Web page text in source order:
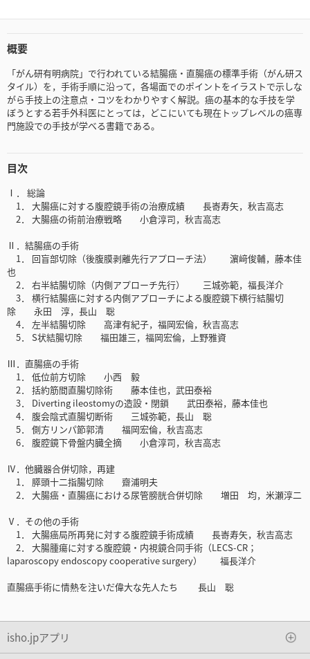
概要
「がん研有明病院」で行われている結腸癌・直腸癌の標準手術（がん研ス
タイル）を，手術手順に沿って，各場面でのポイントをイラストで示しな
がら手技上の注意点・コツをわかりやすく解説。癌の基本的な手技を学
ぼうとする若手外科医にとっては，どこにいても現在トップレベルの癌専
門施設での手技が学べる書籍である。
目次
Ⅰ． 総論
1． 大腸癌に対する腹腔鏡手術の治療成績 長㟢寿矢，秋吉高志
2． 大腸癌の術前治療戦略 小倉淳司，秋吉高志
Ⅱ．結腸癌の手術
1． 回盲部切除（後腹膜剥離先行アプローチ法） 濵﨑俊輔，藤本佳
也
2． 右半結腸切除（内側アプローチ先行） 三城弥範，福長洋介
3． 横行結腸癌に対する内側アプローチによる腹腔鏡下横行結腸切
除 永田 淳，長山 聡
4． 左半結腸切除 高津有紀子，福岡宏倫，秋吉高志
5． S状結腸切除 福田雄三，福岡宏倫，上野雅資
Ⅲ．直腸癌の手術
1． 低位前方切除 小西 毅
2． 括約筋間直腸切除術 藤本佳也，武田泰裕
3． Diverting ileostomyの造設・閉鎖 武田泰裕，藤本佳也
4． 腹会陰式直腸切断術 三城弥範，長山 聡
5． 側方リンパ節郭清 福岡宏倫，秋吉高志
6． 腹腔鏡下骨盤内臓全摘 小倉淳司，秋吉高志
Ⅳ．他臓器合併切除，再建
1． 膵頭十二指腸切除 齋浦明夫
2． 大腸癌・直腸癌における尿管膀胱合併切除 増田 均，米瀬淳二
Ⅴ．その他の手術
1． 大腸癌局所再発に対する腹腔鏡手術成績 長㟢寿矢，秋吉高志
2． 大腸腫瘍に対する腹腔鏡・内視鏡合同手術（LECS-CR；
laparoscopy endoscopy cooperative surgery） 福長洋介
直腸癌手術に情熱を注いだ偉大な先人たち 長山 聡
isho.jpアプリ